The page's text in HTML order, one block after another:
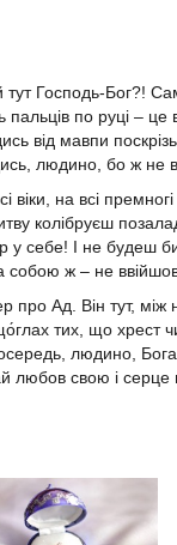
тут Господь-Бог?!
пальців по руці –
від мавпи
людино, бо ж не
віки, на всі премногі
колібруєш
у себе! І не будеш
собою ж – не
про Ад. Він тут, між
тих, що хрест
людино,
любов свою і